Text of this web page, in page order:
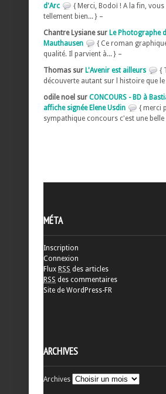
d'Arc
{ Merci, Bodoï ! A la fin, vous
tellement bien... } –
Chantre Lysiane sur Le Photographe
Mauthausen
{ Ce roman
qualité. Il parvient à... } –
Thomas sur L'Avenir est ailleurs
{
découverte autant sur l histoire que le
odile noel sur CONCOURS - BD à
affiche signée Elene Usdin
{ merci
sympathique concours c'est une belle
MÉTA
Inscription
Connexion
Flux RSS des articles
RSS des commentaires
Site de WordPress-FR
ARCHIVES
Archives